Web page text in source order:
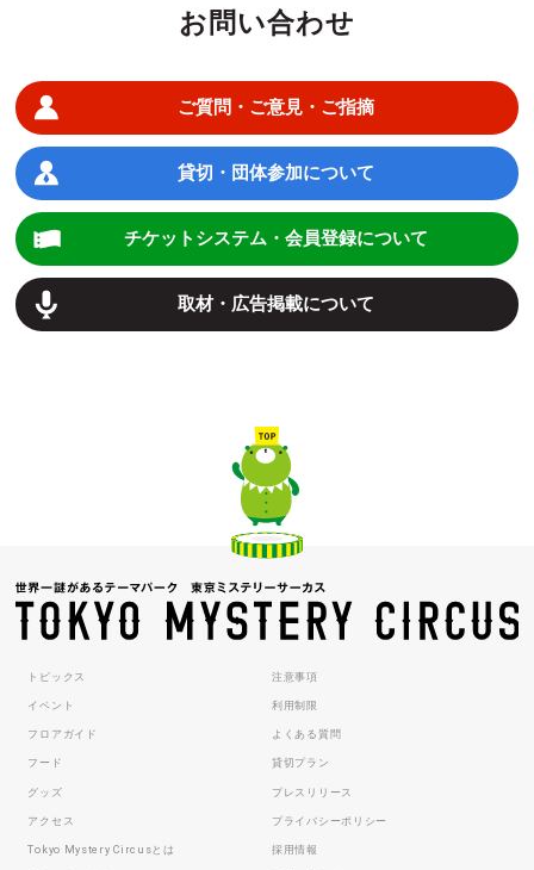
お問い合わせ
ご質問・ご意見・ご指摘
貸切・団体参加について
チケットシステム・会員登録について
取材・広告掲載について
トピックス
イベント
フロアガイド
フード
グッズ
アクセス
Tokyo Mystery Circusとは
注意事項
利用制限
よくある質問
貸切プラン
プレスリリース
プライバシーポリシー
採用情報